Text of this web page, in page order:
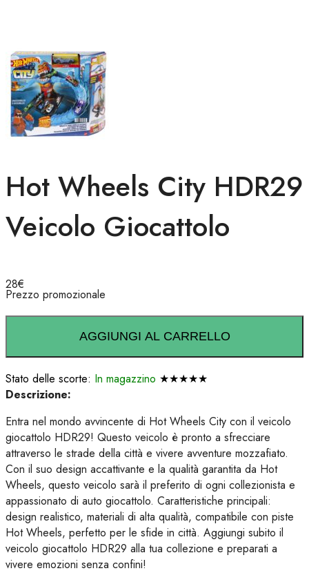
Hot Wheels City HDR29
Veicolo Giocattolo
28€
Prezzo promozionale
AGGIUNGI AL CARRELLO
Stato delle scorte: In magazzino ★★★★★
Descrizione:
Entra nel mondo avvincente di Hot Wheels City con il veicolo
giocattolo HDR29! Questo veicolo è pronto a sfrecciare
attraverso le strade della città e vivere avventure mozzafiato.
Con il suo design accattivante e la qualità garantita da Hot
Wheels, questo veicolo sarà il preferito di ogni collezionista e
appassionato di auto giocattolo. Caratteristiche principali:
design realistico, materiali di alta qualità, compatibile con piste
Hot Wheels, perfetto per le sfide in città. Aggiungi subito il
veicolo giocattolo HDR29 alla tua collezione e preparati a
vivere emozioni senza confini!